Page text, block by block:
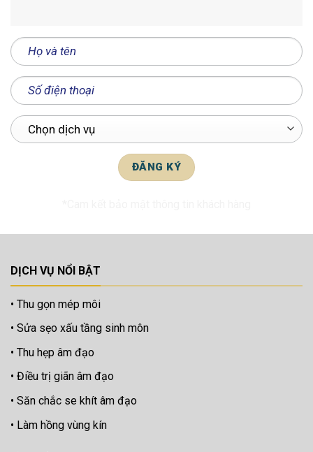
DỊCH VỤ NỔI BẬT
Thu gọn mép môi
Sửa sẹo xấu tầng sinh môn
Thu hẹp âm đạo
Điều trị giãn âm đạo
Săn chắc se khít âm đạo
Làm hồng vùng kín